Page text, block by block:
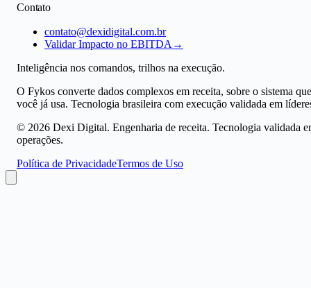
Contato
contato@dexidigital.com.br
Validar Impacto no EBITDA →
Inteligência nos comandos, trilhos na execução.
O Fykos converte dados complexos em receita, sobre o sistema que
você já usa. Tecnologia brasileira com execução validada em
© 2026 Dexi Digital. Engenharia de receita. Tecnologia validada
operações.
Política de PrivacidadeTermos de Uso